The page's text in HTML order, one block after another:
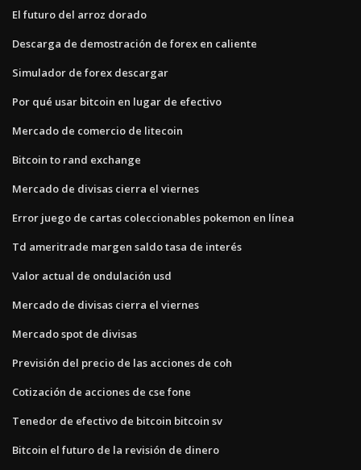
El futuro del arroz dorado
Descarga de demostración de forex en caliente
Simulador de forex descargar
Por qué usar bitcoin en lugar de efectivo
Mercado de comercio de litecoin
Bitcoin to rand exchange
Mercado de divisas cierra el viernes
Error juego de cartas coleccionables pokemon en línea
Td ameritrade margen saldo tasa de interés
Valor actual de ondulación usd
Mercado de divisas cierra el viernes
Mercado spot de divisas
Previsión del precio de las acciones de coh
Cotización de acciones de cse fone
Tenedor de efectivo de bitcoin bitcoin sv
Bitcoin el futuro de la revisión de dinero